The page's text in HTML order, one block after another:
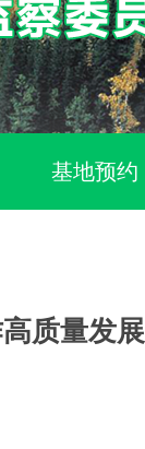
基地预约
质量发展